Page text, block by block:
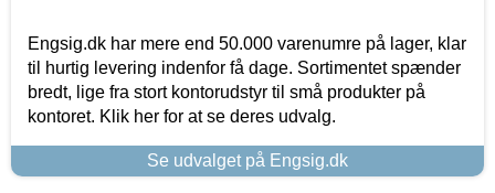
Engsig.dk har mere end 50.000 varenumre på lager, klar
til hurtig levering indenfor få dage. Sortimentet spænder
bredt, lige fra stort kontorudstyr til små produkter på
kontoret. Klik her for at se deres udvalg.
Se udvalget på Engsig.dk